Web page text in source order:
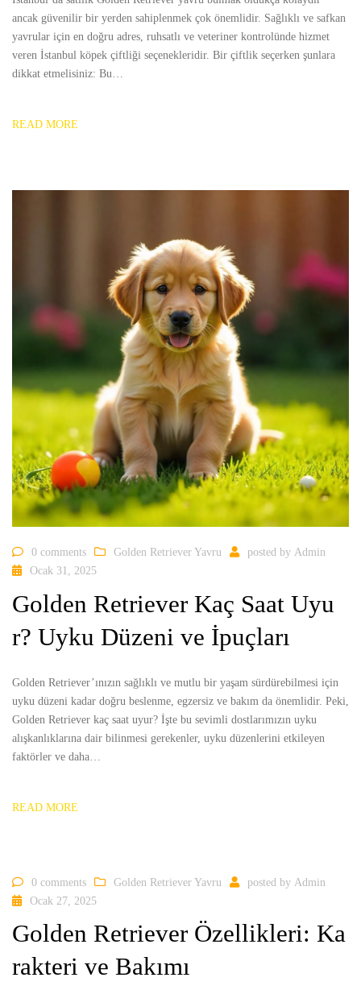
ancak güvenilir bir yerden sahiplenmek çok önemlidir. Sağlıklı ve safkan
yavrular için en doğru adres, ruhsatlı ve veteriner kontrolünde hizmet
veren İstanbul köpek çiftliği seçenekleridir. Bir çiftlik seçerken şunlara
dikkat etmelisiniz: Bu…
READ MORE
0 comments Golden Retriever Yavru posted by Admin
Ocak 31, 2025
Golden Retriever Kaç Saat Uyu
r? Uyku Düzeni ve İpuçları
Golden Retriever’ınızın sağlıklı ve mutlu bir yaşam sürdürebilmesi için
uyku düzeni kadar doğru beslenme, egzersiz ve bakım da önemlidir. Peki,
Golden Retriever kaç saat uyur? İşte bu sevimli dostlarımızın uyku
alışkanlıklarına dair bilinmesi gerekenler, uyku düzenlerini etkileyen
faktörler ve daha…
READ MORE
0 comments Golden Retriever Yavru posted by Admin
Ocak 27, 2025
Golden Retriever Özellikleri: Ka
rakteri ve Bakımı